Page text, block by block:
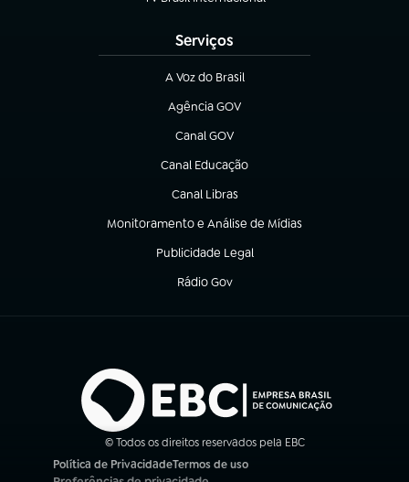
Serviços
A Voz do Brasil
(abre em nova aba)
Agência GOV
(abre em nova aba)
Canal GOV
(abre em nova aba)
Canal Educação
(abre em nova aba)
Canal Libras
(abre em nova aba)
Monitoramento e Análise de Mídias
(abre em nova aba)
Publicidade Legal
(abre em nova aba)
Rádio Gov
(abre em nova aba)
© Todos os direitos reservados pela EBC
Política de Privacidade
(abre em nova aba)
Termos de uso
(abre em nova aba)